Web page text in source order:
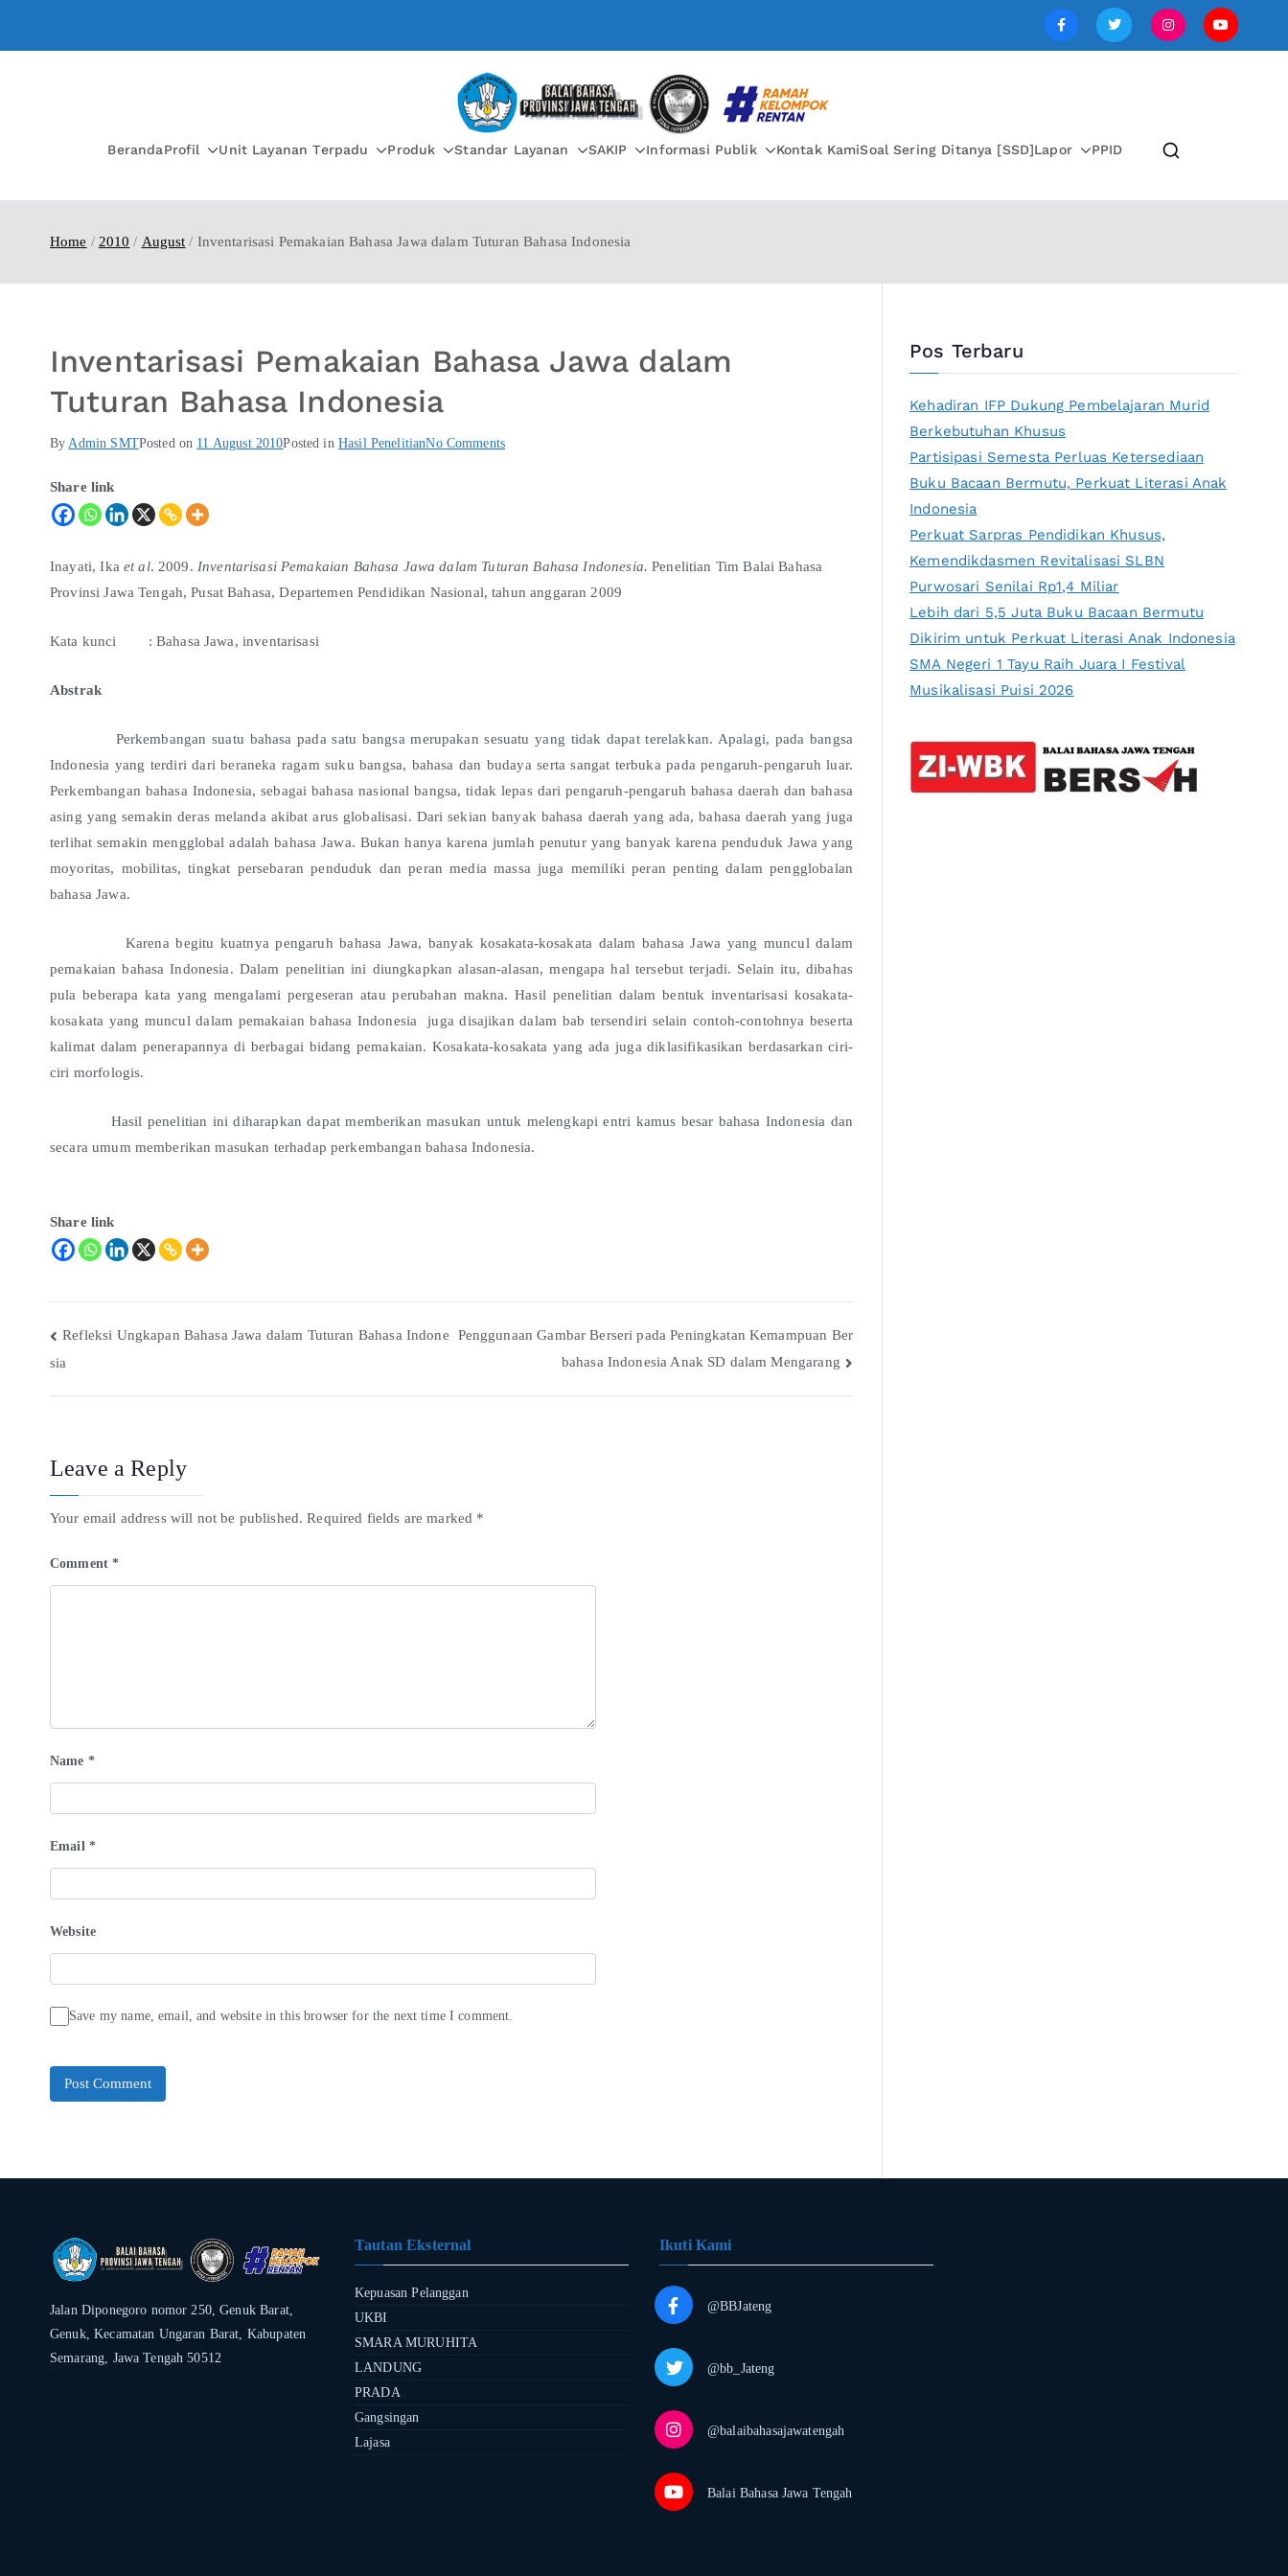
BALAI BAHASA PROVINSI JAWA TENGAH
BerandaProfil Unit Layanan Terpadu Produk Standar Layanan SAKIP Informasi Publik Kontak KamiSoal Sering Ditanya [SSD]Lapor PPID
Home 2010 August Inventarisasi Pemakaian Bahasa Jawa dalam Tuturan Bahasa Indonesia
Inventarisasi Pemakaian Bahasa Jawa dalam
Tuturan Bahasa Indonesia
ByAdmin SMTPosted on 11 August 2010Posted in Hasil PenelitianNo Comments
Share link
Inayati, Ika et al. 2009. Inventarisasi Pemakaian Bahasa Jawa dalam Tuturan Bahasa Indonesia. Penelitian Tim Balai Bahasa
Provinsi Jawa Tengah, Pusat Bahasa, Departemen Pendidikan Nasional, tahun anggaran 2009
Kata kunci : Bahasa Jawa, inventarisasi
Abstrak
Perkembangan suatu bahasa pada satu bangsa merupakan sesuatu yang tidak dapat terelakkan. Apalagi, pada bangsa
Indonesia yang terdiri dari beraneka ragam suku bangsa, bahasa dan budaya serta sangat terbuka pada pengaruh-pengaruh luar.
Perkembangan bahasa Indonesia, sebagai bahasa nasional bangsa, tidak lepas dari pengaruh-pengaruh bahasa daerah dan bahasa
asing yang semakin deras melanda akibat arus globalisasi. Dari sekian banyak bahasa daerah yang ada, bahasa daerah yang juga
terlihat semakin mengglobal adalah bahasa Jawa. Bukan hanya karena jumlah penutur yang banyak karena penduduk Jawa yang
moyoritas, mobilitas, tingkat persebaran penduduk dan peran media massa juga memiliki peran penting dalam pengglobalan
bahasa Jawa.
Karena begitu kuatnya pengaruh bahasa Jawa, banyak kosakata-kosakata dalam bahasa Jawa yang muncul dalam
pemakaian bahasa Indonesia. Dalam penelitian ini diungkapkan alasan-alasan, mengapa hal tersebut terjadi. Selain itu, dibahas
pula beberapa kata yang mengalami pergeseran atau perubahan makna. Hasil penelitian dalam bentuk inventarisasi kosakata-
kosakata yang muncul dalam pemakaian bahasa Indonesia juga disajikan dalam bab tersendiri selain contoh-contohnya beserta
kalimat dalam penerapannya di berbagai bidang pemakaian. Kosakata-kosakata yang ada juga diklasifikasikan berdasarkan ciri-
ciri morfologis.
Hasil penelitian ini diharapkan dapat memberikan masukan untuk melengkapi entri kamus besar bahasa Indonesia dan
secara umum memberikan masukan terhadap perkembangan bahasa Indonesia.
Share link
Refleksi Ungkapan Bahasa Jawa dalam Tuturan Bahasa Indone
sia
Penggunaan Gambar Berseri pada Peningkatan Kemampuan Ber
bahasa Indonesia Anak SD dalam Mengarang
Leave a Reply
Your email address will not be published. Required fields are marked *
Comment*
Name *
Email *
Website
Save my name, email, and website in this browser for the next time I comment.
Pos Terbaru
Kehadiran IFP Dukung Pembelajaran Murid
Berkebutuhan Khusus
Partisipasi Semesta Perluas Ketersediaan
Buku Bacaan Bermutu, Perkuat Literasi Anak
Indonesia
Perkuat Sarpras Pendidikan Khusus,
Kemendikdasmen Revitalisasi SLBN
Purwosari Senilai Rp1,4 Miliar
Lebih dari 5,5 Juta Buku Bacaan Bermutu
Dikirim untuk Perkuat Literasi Anak Indonesia
SMA Negeri 1 Tayu Raih Juara I Festival
Musikalisasi Puisi 2026
Jalan Diponegoro nomor 250, Genuk Barat,
Genuk, Kecamatan Ungaran Barat, Kabupaten
Semarang, Jawa Tengah 50512
Tautan Eksternal
Kepuasan Pelanggan
UKBI
SMARA MURUHITA
LANDUNG
PRADA
Gangsingan
Lajasa
Ikuti Kami
@BBJateng
@bb_Jateng
@balaibahasajawatengah
Balai Bahasa Jawa Tengah